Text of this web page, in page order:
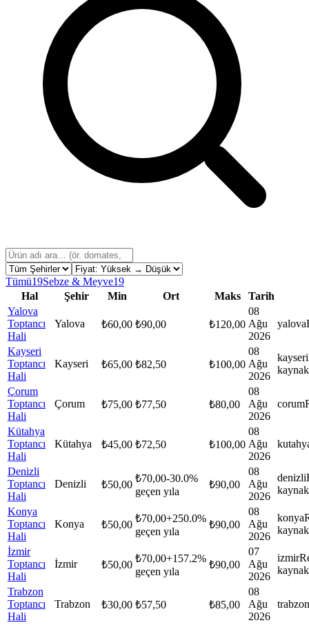
Tümü19Sebze & Meyve19
Hal
Şehir Min Ort Maks
Tarih
Yalova
Toptancı
Hali
Yalova ₺60,00 ₺90,00 ₺120,00
08
Ağu
2026
yalova
Kayseri
Toptancı
Hali
Kayseri ₺65,00 ₺82,50 ₺100,00
08
Ağu
2026
kayseri
kaynak
Çorum
Toptancı
Hali
Çorum ₺75,00 ₺77,50 ₺80,00
08
Ağu
2026
corum
Kütahya
Toptancı
Hali
Kütahya ₺45,00 ₺72,50 ₺100,00
08
Ağu
2026
Denizli
Toptancı
Hali
Denizli ₺50,00
₺70,00-30.0%
geçen yıla
₺90,00
08
Ağu
2026
denizli
kaynak
Konya
Toptancı
Hali
Konya ₺50,00
₺70,00+250.0%
geçen yıla
₺90,00
08
Ağu
2026
konya
kaynak
İzmir
Toptancı
Hali
İzmir ₺50,00
₺70,00+157.2%
geçen yıla
₺90,00
07
Ağu
2026
izmir
kaynak
Trabzon
Toptancı
Hali
Trabzon ₺30,00 ₺57,50 ₺85,00
08
Ağu
2026
trabzon